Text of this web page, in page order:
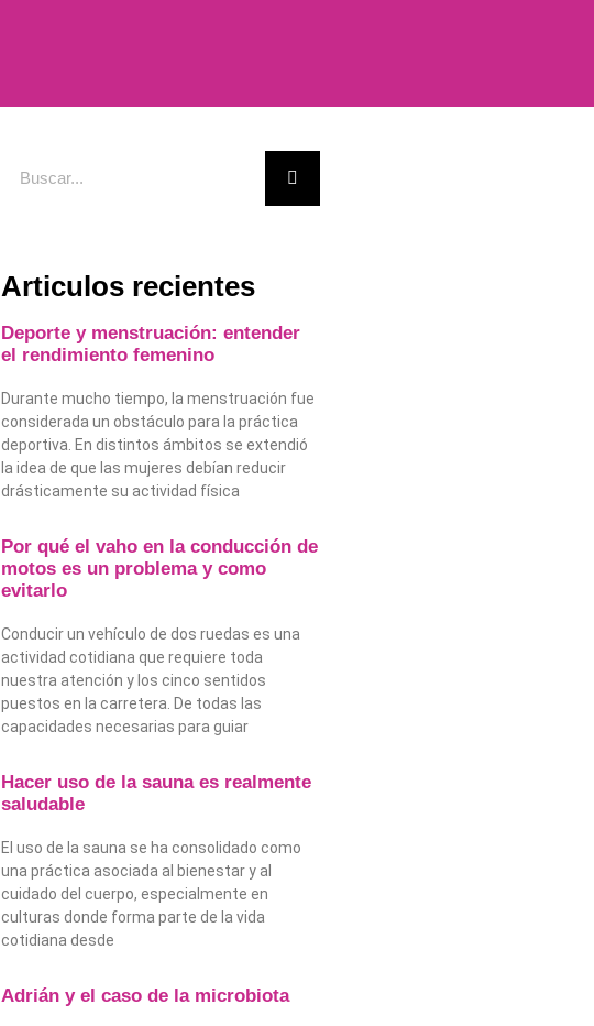
Articulos recientes
Deporte y menstruación: entender
el rendimiento femenino
Durante mucho tiempo, la menstruación fue
considerada un obstáculo para la práctica
deportiva. En distintos ámbitos se extendió
la idea de que las mujeres debían reducir
drásticamente su actividad física
Por qué el vaho en la conducción de
motos es un problema y como
evitarlo
Conducir un vehículo de dos ruedas es una
actividad cotidiana que requiere toda
nuestra atención y los cinco sentidos
puestos en la carretera. De todas las
capacidades necesarias para guiar
Hacer uso de la sauna es realmente
saludable
El uso de la sauna se ha consolidado como
una práctica asociada al bienestar y al
cuidado del cuerpo, especialmente en
culturas donde forma parte de la vida
cotidiana desde
Adrián y el caso de la microbiota